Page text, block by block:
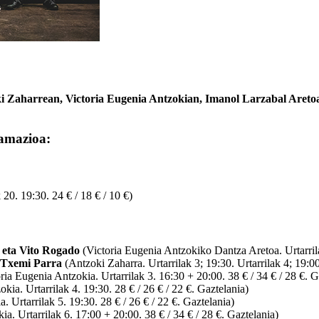
Zaharrean, Victoria Eugenia Antzokian, Imanol Larzabal
19:30. 24 € / 18 € / 10 €)
Vito Rogado (Victoria Eugenia Antzokiko Dantza Aretoa.
Parra (Antzoki Zaharra. Urtarrilak 3; 19:30. Urtarrilak 4;
Eugenia Antzokia. Urtarrilak 3. 16:30 + 20:00. 38 € / 34 € / 28 €.
Urtarrilak 4. 19:30. 28 € / 26 € / 22 €. Gaztelania)
Urtarrilak 5. 19:30. 28 € / 26 € / 22 €. Gaztelania)
Urtarrilak 6. 17:00 + 20:00. 38 € / 34 € / 28 €. Gaztelania)